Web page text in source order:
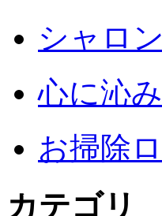
シャロン
心に沁
お掃除
カテゴリ